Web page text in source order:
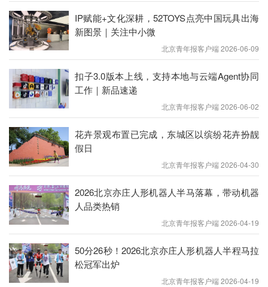
签发编辑/ 樊宏伟 IP赋能+文化深耕，52TOYS点亮中国玩具出海
新图景｜关注中小微
北京青年报客户端 2026-06-09
扣子3.0版本上线，支持本地与云端Agent协同
工作｜新品速递
北京青年报客户端 2026-06-02
花卉景观布置已完成，东城区以缤纷花卉扮靓
假日
北京青年报客户端 2026-04-30
2026北京亦庄人形机器人半马落幕，带动机器
人品类热销
北京青年报客户端 2026-04-19
50分26秒！2026北京亦庄人形机器人半程马拉
松冠军出炉
北京青年报客户端 2026-04-19